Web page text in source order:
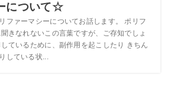
について☆
ファーマシーについてお話します。 ポリフ
きなれないこの言葉ですが、ご存知でしょ
ているために、副作用を起こしたり きちん
している状...